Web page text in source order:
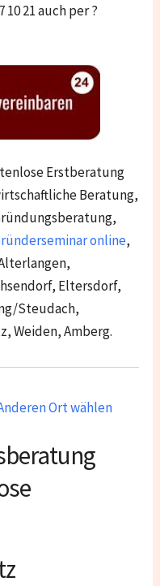
21 auch per ?
Erstberatung
Beratung,
online,
Eltersdorf,
Steudach,
Weiden, Amberg.
Ort wählen